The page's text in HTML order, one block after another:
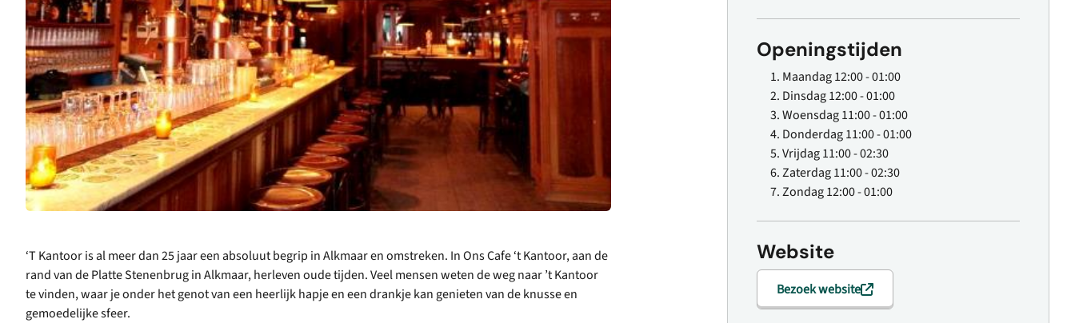
‘T Kantoor is al meer dan 25 jaar een absoluut begrip in Alkmaar en omstreken. In Ons Cafe ‘t Kantoor, aan de
rand van de Platte Stenenbrug in Alkmaar, herleven oude tijden. Veel mensen weten de weg naar ’t Kantoor
te vinden, waar je onder het genot van een heerlijk hapje en een drankje kan genieten van de knusse en
gemoedelijke sfeer.
Openingstijden
Maandag12:00 - 01:00
Dinsdag12:00 - 01:00
Woensdag11:00 - 01:00
Donderdag11:00 - 01:00
Vrijdag11:00 - 02:30
Zaterdag11:00 - 02:30
Zondag12:00 - 01:00
Website
Bezoek website